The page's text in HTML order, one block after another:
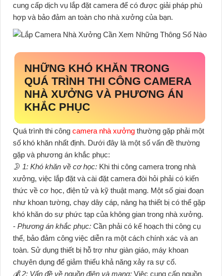
cung cấp dịch vụ lắp đặt camera để có được giải pháp phù
hợp và bảo đảm an toàn cho nhà xưởng của bạn.
NHỮNG KHÓ KHĂN TRONG
QUÁ TRÌNH THI CÔNG CAMERA
NHÀ XƯỞNG VÀ PHƯƠNG ÁN
KHẮC PHỤC
Quá trình thi công camera nhà xưởng thường gặp phải một
số khó khăn nhất định. Dưới đây là một số vấn đề thường
gặp và phương án khắc phục:
🌛 1: Khó khăn về cơ học: Khi thi công camera trong nhà
xưởng, việc lắp đặt và cài đặt camera đòi hỏi phải có kiến
thức về cơ học, điện tử và kỹ thuật mạng. Một số giai đoạn
như khoan tường, chạy dây cáp, nâng hạ thiết bị có thể gặp
khó khăn do sự phức tạp của không gian trong nhà xưởng.
- Phương án khắc phục: Cần phải có kế hoạch thi công cụ
thể, bảo đảm công việc diễn ra một cách chính xác và an
toàn. Sử dụng thiết bị hỗ trợ như giàn giáo, máy khoan
chuyên dụng để giảm thiểu khả năng xảy ra sự cố.
💰 2: Vấn đề về nguồn điện và mạng: Việc cung cấp nguồn